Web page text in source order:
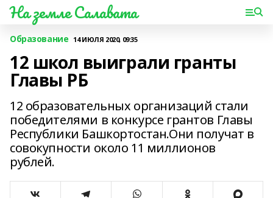
На земле Салавата
Образование 14 ИЮЛЯ 2020, 09:35
12 школ выиграли гранты
Главы РБ
12 образовательных организаций стали
победителями в конкурсе грантов Главы
Республики Башкортостан.Они получат в
совокупности около 11 миллионов
рублей.